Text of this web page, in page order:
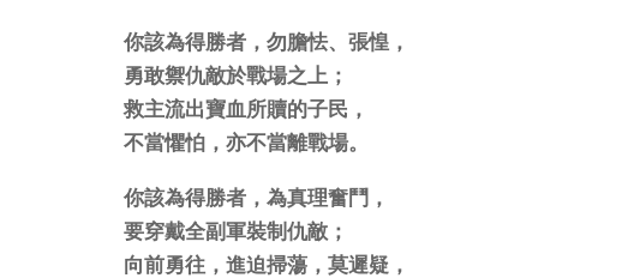
你該為得勝者，勿膽怯、張惶，
勇敢禦仇敵於戰場之上；
救主流出寶血所贖的子民，
不當懼怕，亦不當離戰場。
你該為得勝者，為真理奮鬥，
要穿戴全副軍裝制仇敵；
向前勇往，進迫掃蕩，莫遲疑，